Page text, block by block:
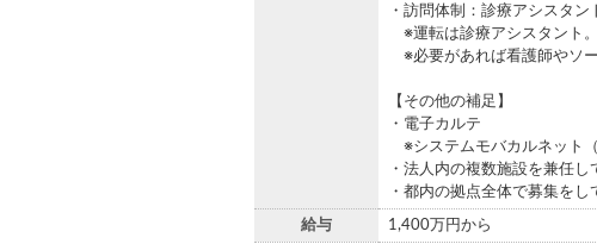
・訪問体制：診療アシスタン
※運転は診療アシスタント
※必要があれば看護師やソ
【その他の補足】
・電子カルテ
※システムモバカルネット（
・法人内の複数施設を兼任
・都内の拠点全体で募集をし
給与 1,400万円から